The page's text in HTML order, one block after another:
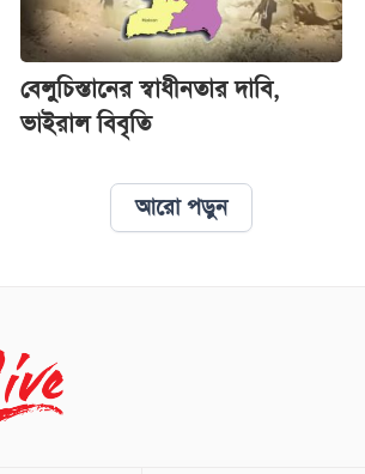
বেলুচিস্তানের স্বাধীনতার দাবি,
ভাইরাল বিবৃতি
আরো পড়ুন